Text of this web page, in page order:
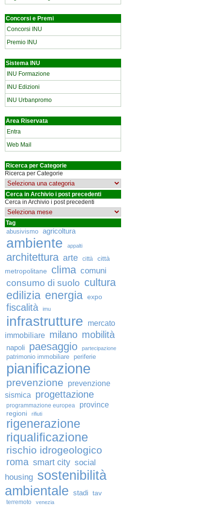
Concorsi e Premi
Concorsi INU
Premio INU
Sistema INU
INU Formazione
INU Edizioni
INU Urbanpromo
Area Riservata
Entra
Web Mail
Ricerca per Categorie
Ricerca per Categorie
Cerca in Archivio i post precedenti
Cerca in Archivio i post precedenti
Tag
abusivismo agricoltura
ambiente appalti
architettura arte città
città
metropolitane
clima comuni
consumo di suolo cultura
edilizia energia expo
fiscalità imu
infrastrutture
mercato
immobiliare milano mobilità
napoli paesaggio partecipazione
patrimonio immobiliare periferie
pianificazione
prevenzione
prevenzione
sismica
progettazione
programmazione europea province
regioni rifiuti
rigenerazione
riqualificazione
rischio idrogeologico
roma smart city social
housing sostenibilità
ambientale stadi tav
terremoto venezia